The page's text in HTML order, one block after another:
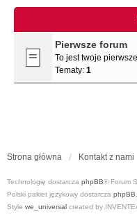
Pierwsze forum
To jest twoje
Tematy: 1
Strona główna Kontakt z nami
Technologię dostarcza phpBB® Forum
Polski pakiet językowy dostarcza
Style we_universal created by